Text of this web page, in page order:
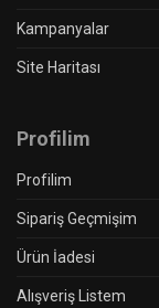
Kampanyalar
Site Haritası
Profilim
Profilim
Sipariş Geçmişim
Ürün İadesi
Alışveriş Listem